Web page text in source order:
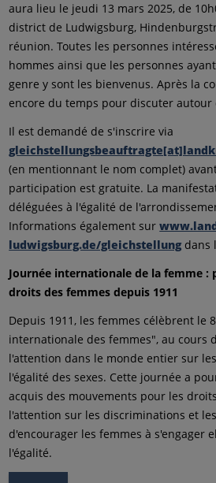
aura lieu le jeudi 13 mars 2025, de
district de Ludwigsburg,
réunion. Toutes les personnes
hommes ainsi que les personnes
genre y sont les bienvenus. Après la
encore du temps pour discuter autour
Il est demandé de s'inscrire via
(en mentionnant le nom complet)
participation est gratuite. La
déléguées à l'égalité de
Informations également sur
ludwigsburg.de/gleichstellungdans
Journée internationale de la femme :
droits des femmes depuis 1911
Depuis 1911, les femmes célèbrent le
internationale des femmes", au cours
l'attention dans le monde entier sur
l'égalité des sexes. Cette journée a
acquis des mouvements pour les
l'attention sur les discriminations et
d'encourager les femmes à s'engager
l'égalité.